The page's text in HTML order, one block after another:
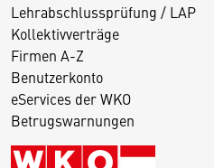
Lehrabschlussprüfung / LAP
Kollektivverträge
Firmen A-Z
Benutzerkonto
eServices der WKO
Betrugswarnungen